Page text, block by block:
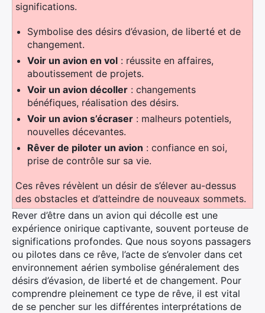
significations.
Symbolise des désirs d’évasion, de liberté et de
changement.
Voir un avion en vol : réussite en affaires,
aboutissement de projets.
Voir un avion décoller : changements
bénéfiques, réalisation des désirs.
Voir un avion s’écraser : malheurs potentiels,
nouvelles décevantes.
Rêver de piloter un avion : confiance en soi,
prise de contrôle sur sa vie.
Ces rêves révèlent un désir de s’élever au-dessus
des obstacles et d’atteindre de nouveaux sommets.
Rever d’être dans un avion qui décolle est une
expérience onirique captivante, souvent porteuse de
significations profondes. Que nous soyons passagers
ou pilotes dans ce rêve, l’acte de s’envoler dans cet
environnement aérien symbolise généralement des
désirs d’évasion, de liberté et de changement. Pour
comprendre pleinement ce type de rêve, il est vital
de se pencher sur les différentes interprétations de